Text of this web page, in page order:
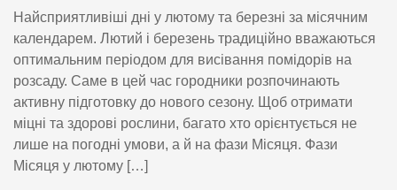
Найсприятливіші дні у лютому та березні за місячним
календарем. Лютий і березень традиційно вважаються
оптимальним періодом для висівання помідорів на
розсаду. Саме в цей час городники розпочинають
активну підготовку до нового сезону. Щоб отримати
міцні та здорові рослини, багато хто орієнтується не
лише на погодні умови, а й на фази Місяця. Фази
Місяця у лютому […]